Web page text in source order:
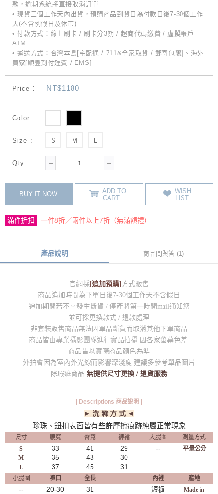
款，逾期系統將直接取消訂單
• 現貨三個工作天內出貨，預購商品到貨日為付款日後7-30個工作
天(不含例假日及休市)
• 付款方式：線上刷卡 / 刷卡分3期 / 超商代碼繳費 / 虛擬帳戶
ATM
• 運送方式：台灣本島[宅配通 / 711&全家取貨 / 郵寄包裹]、海外
買家[順豐到付運費 / EMS]
Price： NT$1180
Color :
Size : S M L
Qty :
BUY IT NOW
ADD TO
CART
WISH
LIST
滿件折扣 一件8折／兩件以上7折（無滿額禮）
產品說明 商品問與答 (1)
官網採[追加預購]方式販售
商品追加時間為下單日後7-30個工作天不含假日
追加期間若不幸發生斷貨 / 停產將第一時間mail通知您
並可採更換款式 / 退款處理
非套裝販售商品無法因單品斷貨而取消其他下單商品
商品皆由專業攝影團隊進行實品拍攝 因各家螢幕色差
商品皆以實際商品顏色為準
外拍會因為室內外光線而影響深淺度 建議多參考單品圖片
除瑕疵商品 無提供尺寸更換 / 退貨服務
| Descriptions 商品說明 |
► 洗 滌 方 式 ◄
珍珠、鈕扣表面皆有些許摩擦痕跡純屬正常現象
尺寸 腰寬 臀寬 褲襠 大腿圍
測量方式
S
M
L
33
35
37
41
43
45
29
30
31
-- 平量公分
小腿圍 褲口 全長 內裡 產地
--
20-30
31
短褲
Made in